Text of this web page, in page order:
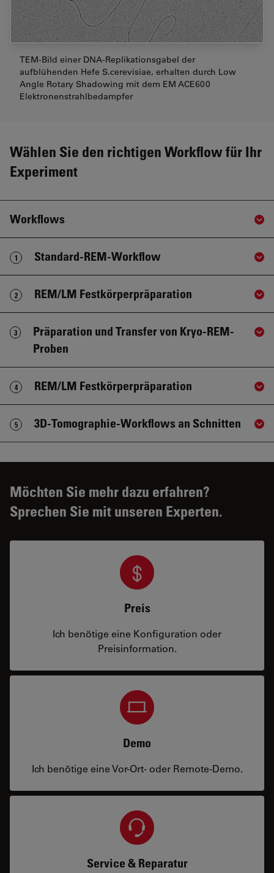
TEM-Bild einer DNA-Replikationsgabel der
aufblühenden Hefe S.cerevisiae, erhalten durch Low
Angle Rotary Shadowing mit dem EM ACE600
Elektronenstrahlbedampfer
Wählen Sie den richtigen Workflow für Ihr
Experiment
Workflows
1 Standard-REM-Workflow
2 REM/LM Festkörperpräparation
3
Präparation und Transfer von Kryo-REM-
Proben
4 REM/LM Festkörperpräparation
5 3D-Tomographie-Workflows an Schnitten
Möchten Sie mehr dazu erfahren?
Sprechen Sie mit unseren Experten.
Preis
Ich benötige eine Konfiguration oder
Preisinformation.
Demo
Ich benötige eine Vor-Ort- oder Remote-Demo.
Service & Reparatur